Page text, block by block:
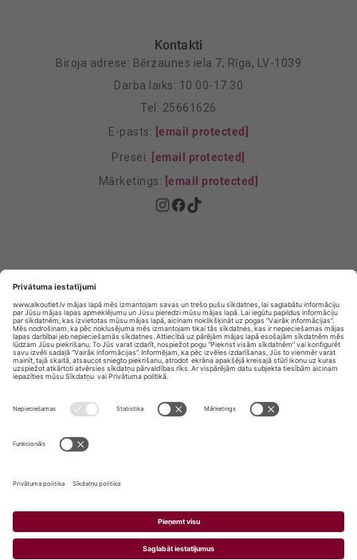
Kontakti
Biroja adrese: Bērzaunes iela 7, Rīga, LV-1039
Darba laiks: 10.00-17.30
Tel: 25661626
E-pasts: [email protected]
Presei: [email protected]
Mārketings: [email protected]
Privātuma Iestatījumi
E-veikala lietošanas noteikumi
ALKOHOLA PĀRDOŠANA, IEGĀDĀŠANĀS UN
NODOŠANA NEPILNGADĪGĀM PERSONĀM IR
AIZLIEGTA.